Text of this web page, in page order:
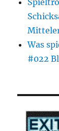
Was
#022